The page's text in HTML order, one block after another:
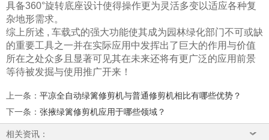
具备360°旋转底座设计使得操作更为灵活多变以适应各种复
杂地形需求。
综上所述 , 车载式的强大功能使其成为园林绿化部门不可或缺
的重要工具之一并在实际应用中发挥出了巨大的作用与价值
所在之处众多且显著可见其在未来还将有更广泛的应用前景
等待被发掘与使用推广开来！
上一条 ： 平凉全自动绿篱修剪机与普通修剪机相比有哪些优势？
下一条 ： 张掖绿篱修剪机应用于哪些领域？
相关资讯：